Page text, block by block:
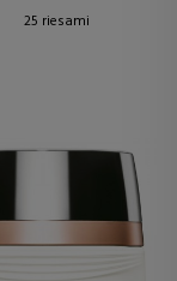
25 riesami